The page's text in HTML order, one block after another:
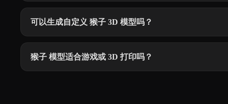
可以生成自定义 猴子 3D 模型吗？
猴子 模型适合游戏或 3D 打印吗？